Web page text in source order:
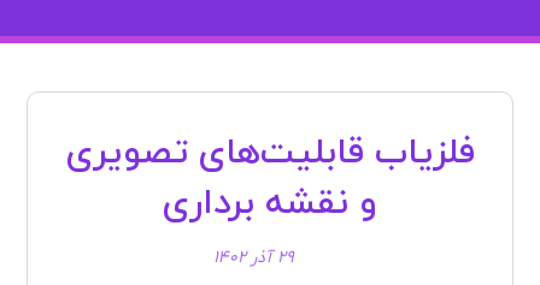
فلزیاب قابلیت‌های تصویری
و نقشه‌ برداری
۲۹ آذر ۱۴۰۲